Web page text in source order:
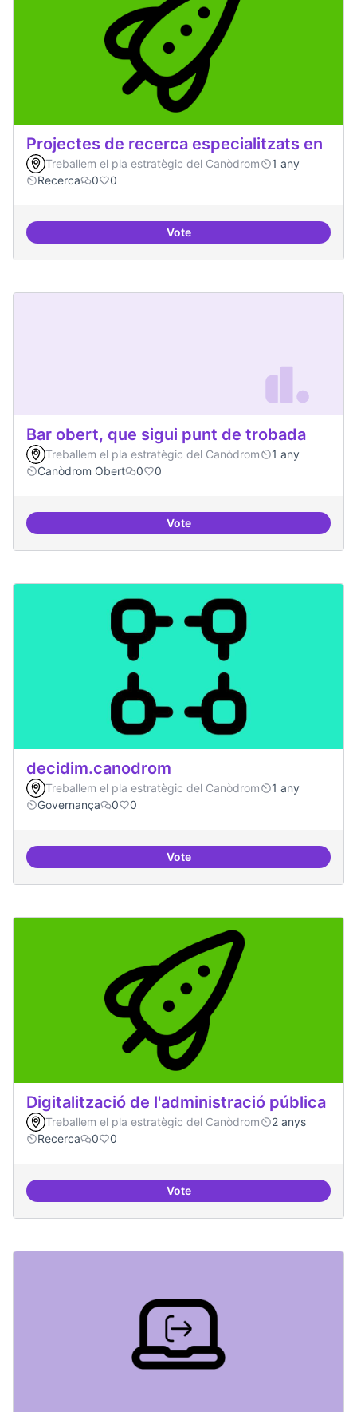
Projectes de recerca especialitzats en
Treballem el pla estratègic del Canòdrom
1 any
Recerca
0 0
VoteProjectes de recerca
Bar obert, que sigui punt de trobada
Treballem el pla estratègic del Canòdrom
1 any
Canòdrom Obert
0 0
VoteBar obert, que sigui punt de
decidim.canodrom
Treballem el pla estratègic del Canòdrom
1 any
Governança
0 0
Votedecidim.canodrom
Digitalització de l'administració pública
Treballem el pla estratègic del Canòdrom
2 anys
Recerca
0 0
VoteDigitalització de l'administració